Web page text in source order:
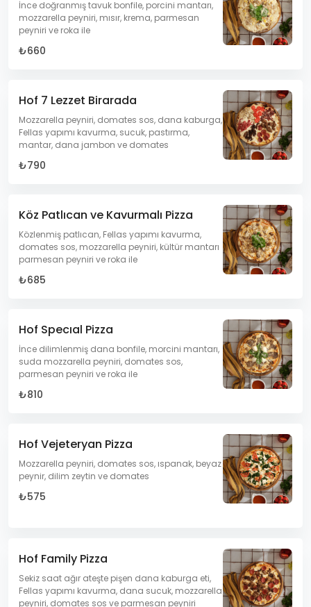
İnce doğranmış tavuk bonfile, porcini mantarı,
mozzarella peyniri, mısır, krema, parmesan
peyniri ve roka ile
₺660
Hof 7 Lezzet Birarada
Mozzarella peyniri, domates sos, dana kaburga,
Fellas yapımı kavurma, sucuk, pastırma,
mantar, dana jambon ve domates
₺790
Köz Patlıcan ve Kavurmalı Pizza
Közlenmiş patlıcan, Fellas yapımı kavurma,
domates sos, mozzarella peyniri, kültür mantarı
parmesan peyniri ve roka ile
₺685
Hof Specıal Pizza
İnce dilimlenmiş dana bonfile, morcini mantarı,
suda mozzarella peyniri, domates sos,
parmesan peyniri ve roka ile
₺810
Hof Vejeteryan Pizza
Mozzarella peyniri, domates sos, ıspanak, beyaz
peynir, dilim zeytin ve domates
₺575
Hof Family Pizza
Sekiz saat ağır ateşte pişen dana kaburga eti,
Fellas yapımı kavurma, dana sucuk, mozzarella
peyniri, domates sos ve parmesan peyniri